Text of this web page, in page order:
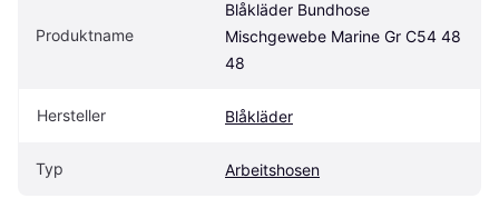
Produktname
Blåkläder Bundhose
Mischgewebe Marine Gr C54 48
48
Hersteller Blåkläder
Typ Arbeitshosen